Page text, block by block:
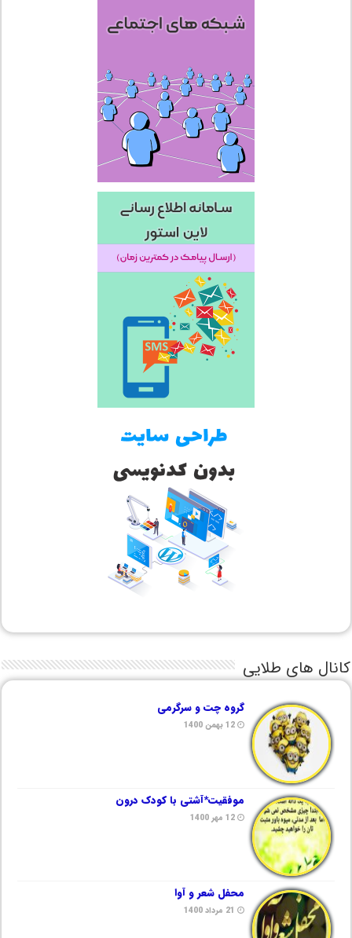
کانال های طلایی
گروه چت و سرگرمی
12 بهمن 1400
موفقیت*آشتی با کودک درون
12 مهر 1400
محفل شعر و آوا
21 مرداد 1400